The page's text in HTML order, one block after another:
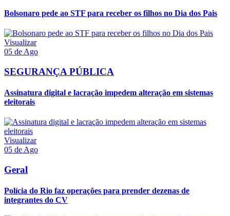
Bolsonaro pede ao STF para receber os filhos no Dia dos Pais
Visualizar
05 de Ago
SEGURANÇA PÚBLICA
Assinatura digital e lacração impedem alteração em sistemas
eleitorais
Visualizar
05 de Ago
Geral
Polícia do Rio faz operações para prender dezenas de
integrantes do CV